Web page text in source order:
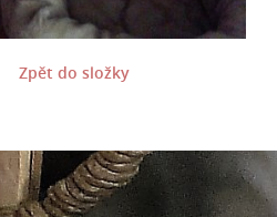
Zpět do složky